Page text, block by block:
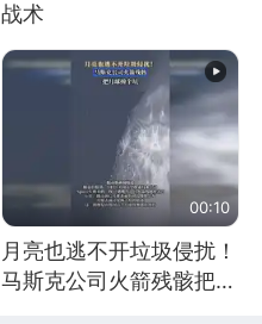
战术
00:10
月亮也逃不开垃圾侵扰！
马斯克公司火箭残骸把月